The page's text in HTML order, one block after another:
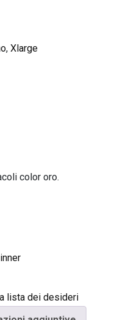
, Xlarge
color oro.
lista dei desideri